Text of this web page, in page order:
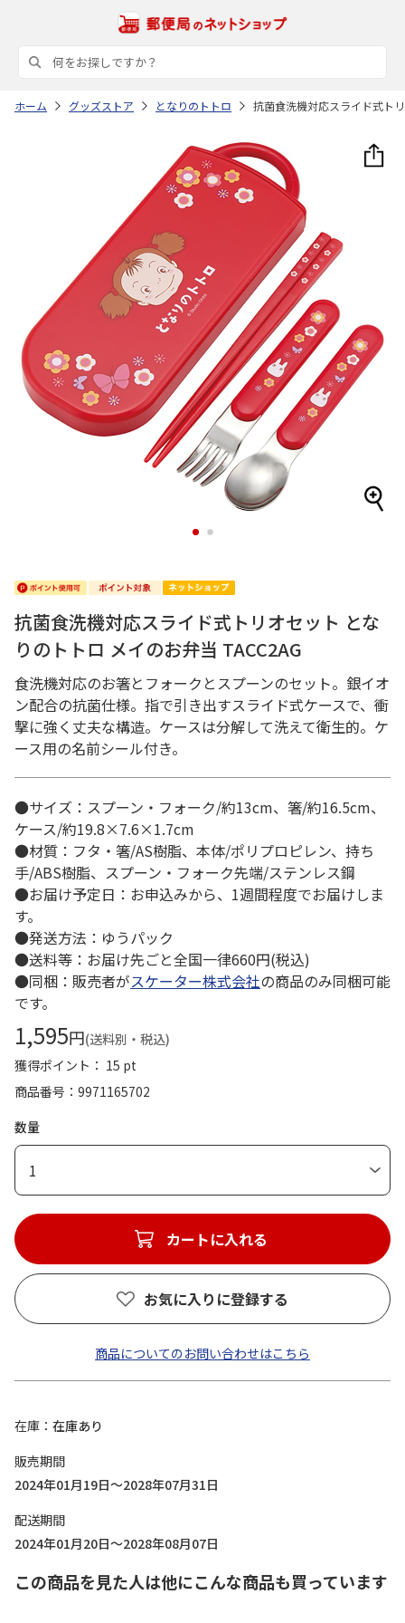
ホーム グッズストア となりのトトロ 抗菌食洗機対応スライド式ト
1 2
抗菌食洗機対応スライド式トリオセット とな
りのトトロ メイのお弁当 TACC2AG
食洗機対応のお箸とフォークとスプーンのセット。銀イオ
ン配合の抗菌仕様。指で引き出すスライド式ケースで、衝
撃に強く丈夫な構造。ケースは分解して洗えて衛生的。ケ
ース用の名前シール付き。
●サイズ：スプーン・フォーク/約13cm、箸/約16.5cm、
ケース/約19.8×7.6×1.7cm
●材質：フタ・箸/AS樹脂、本体/ポリプロピレン、持ち
手/ABS樹脂、スプーン・フォーク先端/ステンレス鋼
●お届け予定日：お申込みから、1週間程度でお届けしま
す。
●発送方法：ゆうパック
●送料等：お届け先ごと全国一律660円(税込)
●同梱：販売者がスケーター株式会社の商品のみ同梱可能
です。
1,595円(送料別・税込)
獲得ポイント： 15 pt
商品番号
9971165702
数量
1
カートに入れる
お気に入りに登録する
商品についてのお問い合わせはこちら
在庫
在庫あり
販売期間
2024年01月19日～2028年07月31日
配送期間
2024年01月20日～2028年08月07日
この商品を見た人は他にこんな商品も買っています